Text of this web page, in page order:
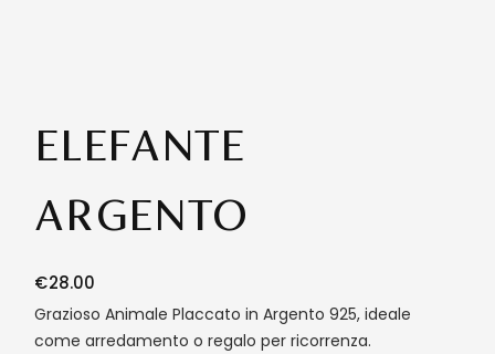
ELEFANTE
ARGENTO
€28.00
Grazioso Animale Placcato in Argento 925, ideale
come arredamento o regalo per ricorrenza.